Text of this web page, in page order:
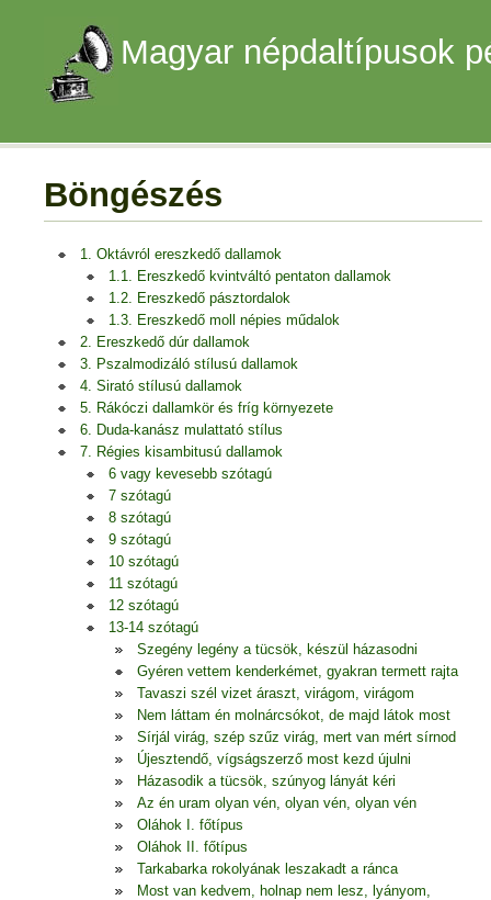
Magyar népdaltípusok
Böngészés
1. Oktávról ereszkedő dallamok
1.1. Ereszkedő kvintváltó pentaton dallamok
1.2. Ereszkedő pásztordalok
1.3. Ereszkedő moll népies műdalok
2. Ereszkedő dúr dallamok
3. Pszalmodizáló stílusú dallamok
4. Sirató stílusú dallamok
5. Rákóczi dallamkör és fríg környezete
6. Duda-kanász mulattató stílus
7. Régies kisambitusú dallamok
6 vagy kevesebb szótagú
7 szótagú
8 szótagú
9 szótagú
10 szótagú
11 szótagú
12 szótagú
13-14 szótagú
Szegény legény a tücsök, készül házasodni
Gyéren vettem kenderkémet, gyakran termett rajta
Tavaszi szél vizet áraszt, virágom, virágom
Nem láttam én molnárcsókot, de majd látok most
Sírjál virág, szép szűz virág, mert van mért sírnod
Újesztendő, vígságszerző most kezd újulni
Házasodik a tücsök, szúnyog lányát kéri
Az én uram olyan vén, olyan vén, olyan vén
Oláhok I. főtípus
Oláhok II. főtípus
Tarkabarka rokolyának leszakadt a ránca
Most van kedvem, holnap nem lesz, lyányom,